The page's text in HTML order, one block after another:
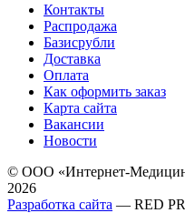
Контакты
Распродажа
Базисрубли
Доставка
Оплата
Как оформить заказ
Карта сайта
Вакансии
Новости
© ООО «Интернет-
2026
Разработка сайта — RED